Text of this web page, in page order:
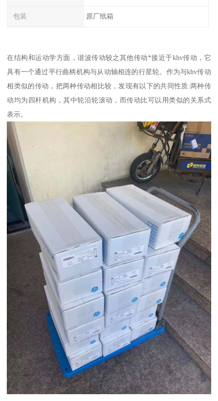
包装 原厂纸箱
在结构和运动学方面，谐波传动较之其他传动*接近于khv传动，它
具有一个通过平行曲柄机构与从动轴相连的行星轮。作为与khv传动
相类似的传动，把两种传动相比较，发现有以下的共同性质:两种传
动均为四杆机构，其中轮沿轮滚动，而传动比可以用类似的关系式
表示。